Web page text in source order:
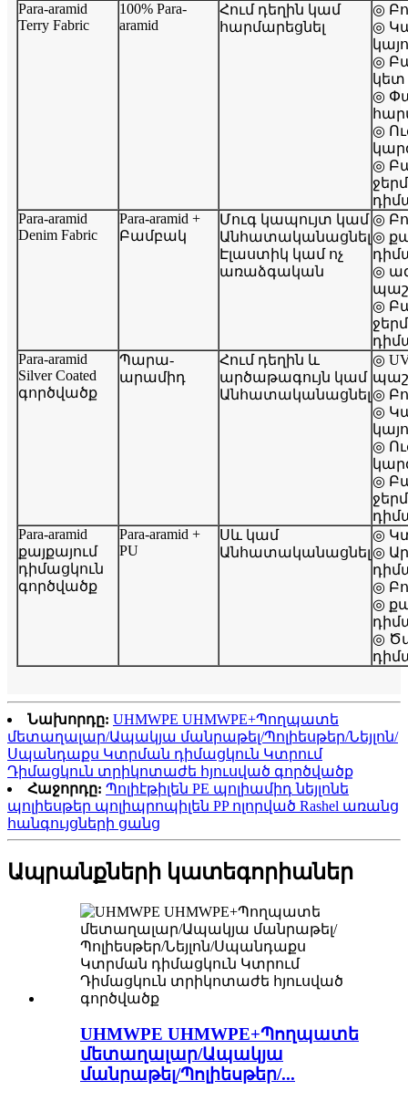
Para-aramid
Terry Fabric
100% Para-
aramid
Հում դեղին կամ
հարմարեցնել
◎
◎
◎
կետ
◎
◎
◎
Para-aramid
Denim Fabric
Para-aramid +
Բամբակ
Մուգ կապույտ կամ
Անհատականացնել
Էլաստիկ կամ ոչ
առաձգական
◎
◎
◎
◎
Para-aramid
Silver Coated
գործվածք
Պարա-
արամիդ
Հում դեղին և
արծաթագույն կամ
Անհատականացնել
◎
◎
◎
◎
◎
Para-aramid
քայքայում
դիմացկուն
գործվածք
Para-aramid +
PU
Սև կամ
Անհատականացնել
◎
◎
◎
◎
◎
Նախորդը: UHMWPE UHMWPE+Պողպատե
մետաղալար/Ապակյա մանրաթել/Պոլիեսթեր/Նեյլոն/
Սպանդաքս Կտրման դիմացկուն Կտրում
Դիմացկուն տրիկոտաժե հյուսված գործվածք
Հաջորդը: Պոլիէթիլեն PE պոլիամիդ նեյլոնե
պոլիեսթեր պոլիպրոպիլեն PP ոլորված Rashel առանց
հանգույցների ցանց
Ապրանքների կատեգորիաներ
UHMWPE UHMWPE+Պողպատե
մետաղալար/Ապակյա
մանրաթել/Պոլիեսթեր/...